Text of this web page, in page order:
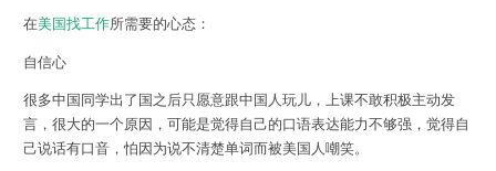
在美国找工作所需要的心态：
自信心
很多中国同学出了国之后只愿意跟中国人玩儿，上课不敢积极主动发
言，很大的一个原因，可能是觉得自己的口语表达能力不够强，觉得自
己说话有口音，怕因为说不清楚单词而被美国人嘲笑。